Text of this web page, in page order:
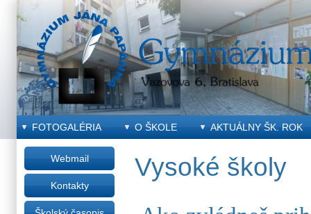
FOTOGALÉRIA O ŠKOLE AKTUÁLNY ŠK. ROK
Vysoké školy
Webmail
Kontakty